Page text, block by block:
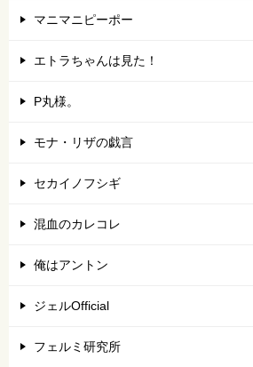
マニマニピーポー
エトラちゃんは見た！
P丸様。
モナ・リザの戯言
セカイノフシギ
混血のカレコレ
俺はアントン
ジェルOfficial
フェルミ研究所